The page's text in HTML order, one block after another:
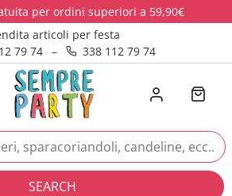
per ordini superiori a 59,90€
articoli per festa
79 74
– 338 112 79 74
SEARCH